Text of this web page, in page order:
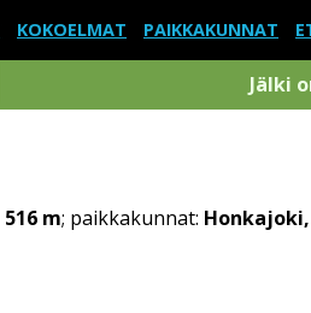
KOKOELMAT PAIKKAKUNNAT
Jälki
516 m; paikkakunnat: